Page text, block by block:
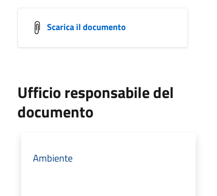
Scarica il documento
Ufficio responsabile del
documento
Ambiente